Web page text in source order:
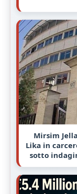
Mirsim
Lika in
sotto